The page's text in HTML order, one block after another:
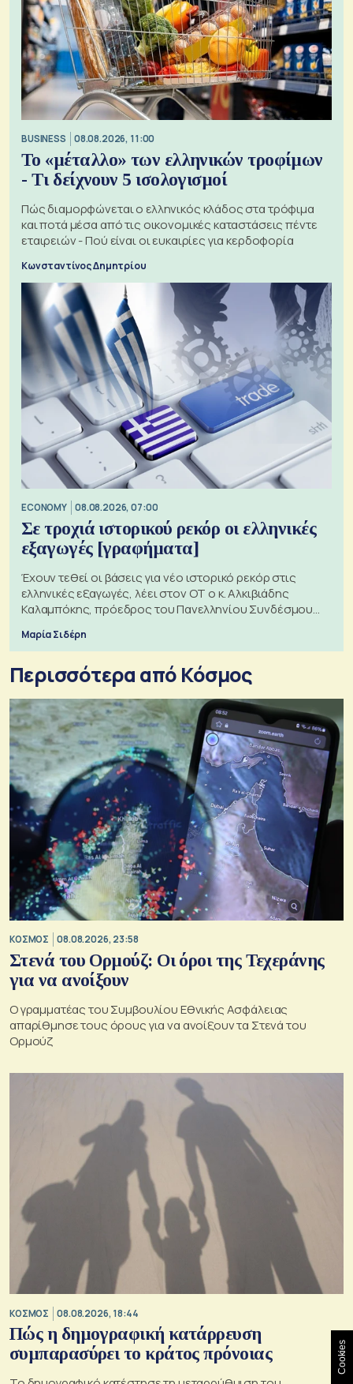
BUSINESS 08.08.2026, 11:00
Το «μέταλλο» των ελληνικών τροφίμων
- Τι δείχνουν 5 ισολογισμοί
Πώς διαμορφώνεται ο ελληνικός κλάδος στα τρόφιμα
και ποτά μέσα από τις οικονομικές καταστάσεις πέντε
εταιρειών - Πού είναι οι ευκαιρίες για κερδοφορία
Κωνσταντίνος Δημητρίου
ECONOMY 08.08.2026, 07:00
Σε τροχιά ιστορικού ρεκόρ οι ελληνικές
εξαγωγές [γραφήματα]
Έχουν τεθεί οι βάσεις για νέο ιστορικό ρεκόρ στις
ελληνικές εξαγωγές, λέει στον ΟΤ ο κ. Αλκιβιάδης
Καλαμπόκης, πρόεδρος του Πανελληνίου Συνδέσμου
Μαρία Σιδέρη
Περισσότερα από Κόσμος
ΚΟΣΜΟΣ 08.08.2026, 23:58
Στενά του Ορμούζ: Οι όροι της Τεχεράνης
για να ανοίξουν
Ο γραμματέας του Συμβουλίου Εθνικής Ασφάλειας
απαρίθμησε τους όρους για να ανοίξουν τα Στενά του
Ορμούζ
ΚΟΣΜΟΣ 08.08.2026, 18:44
Πώς η δημογραφική κατάρρευση
συμπαρασύρει το κράτος πρόνοιας
Cookies